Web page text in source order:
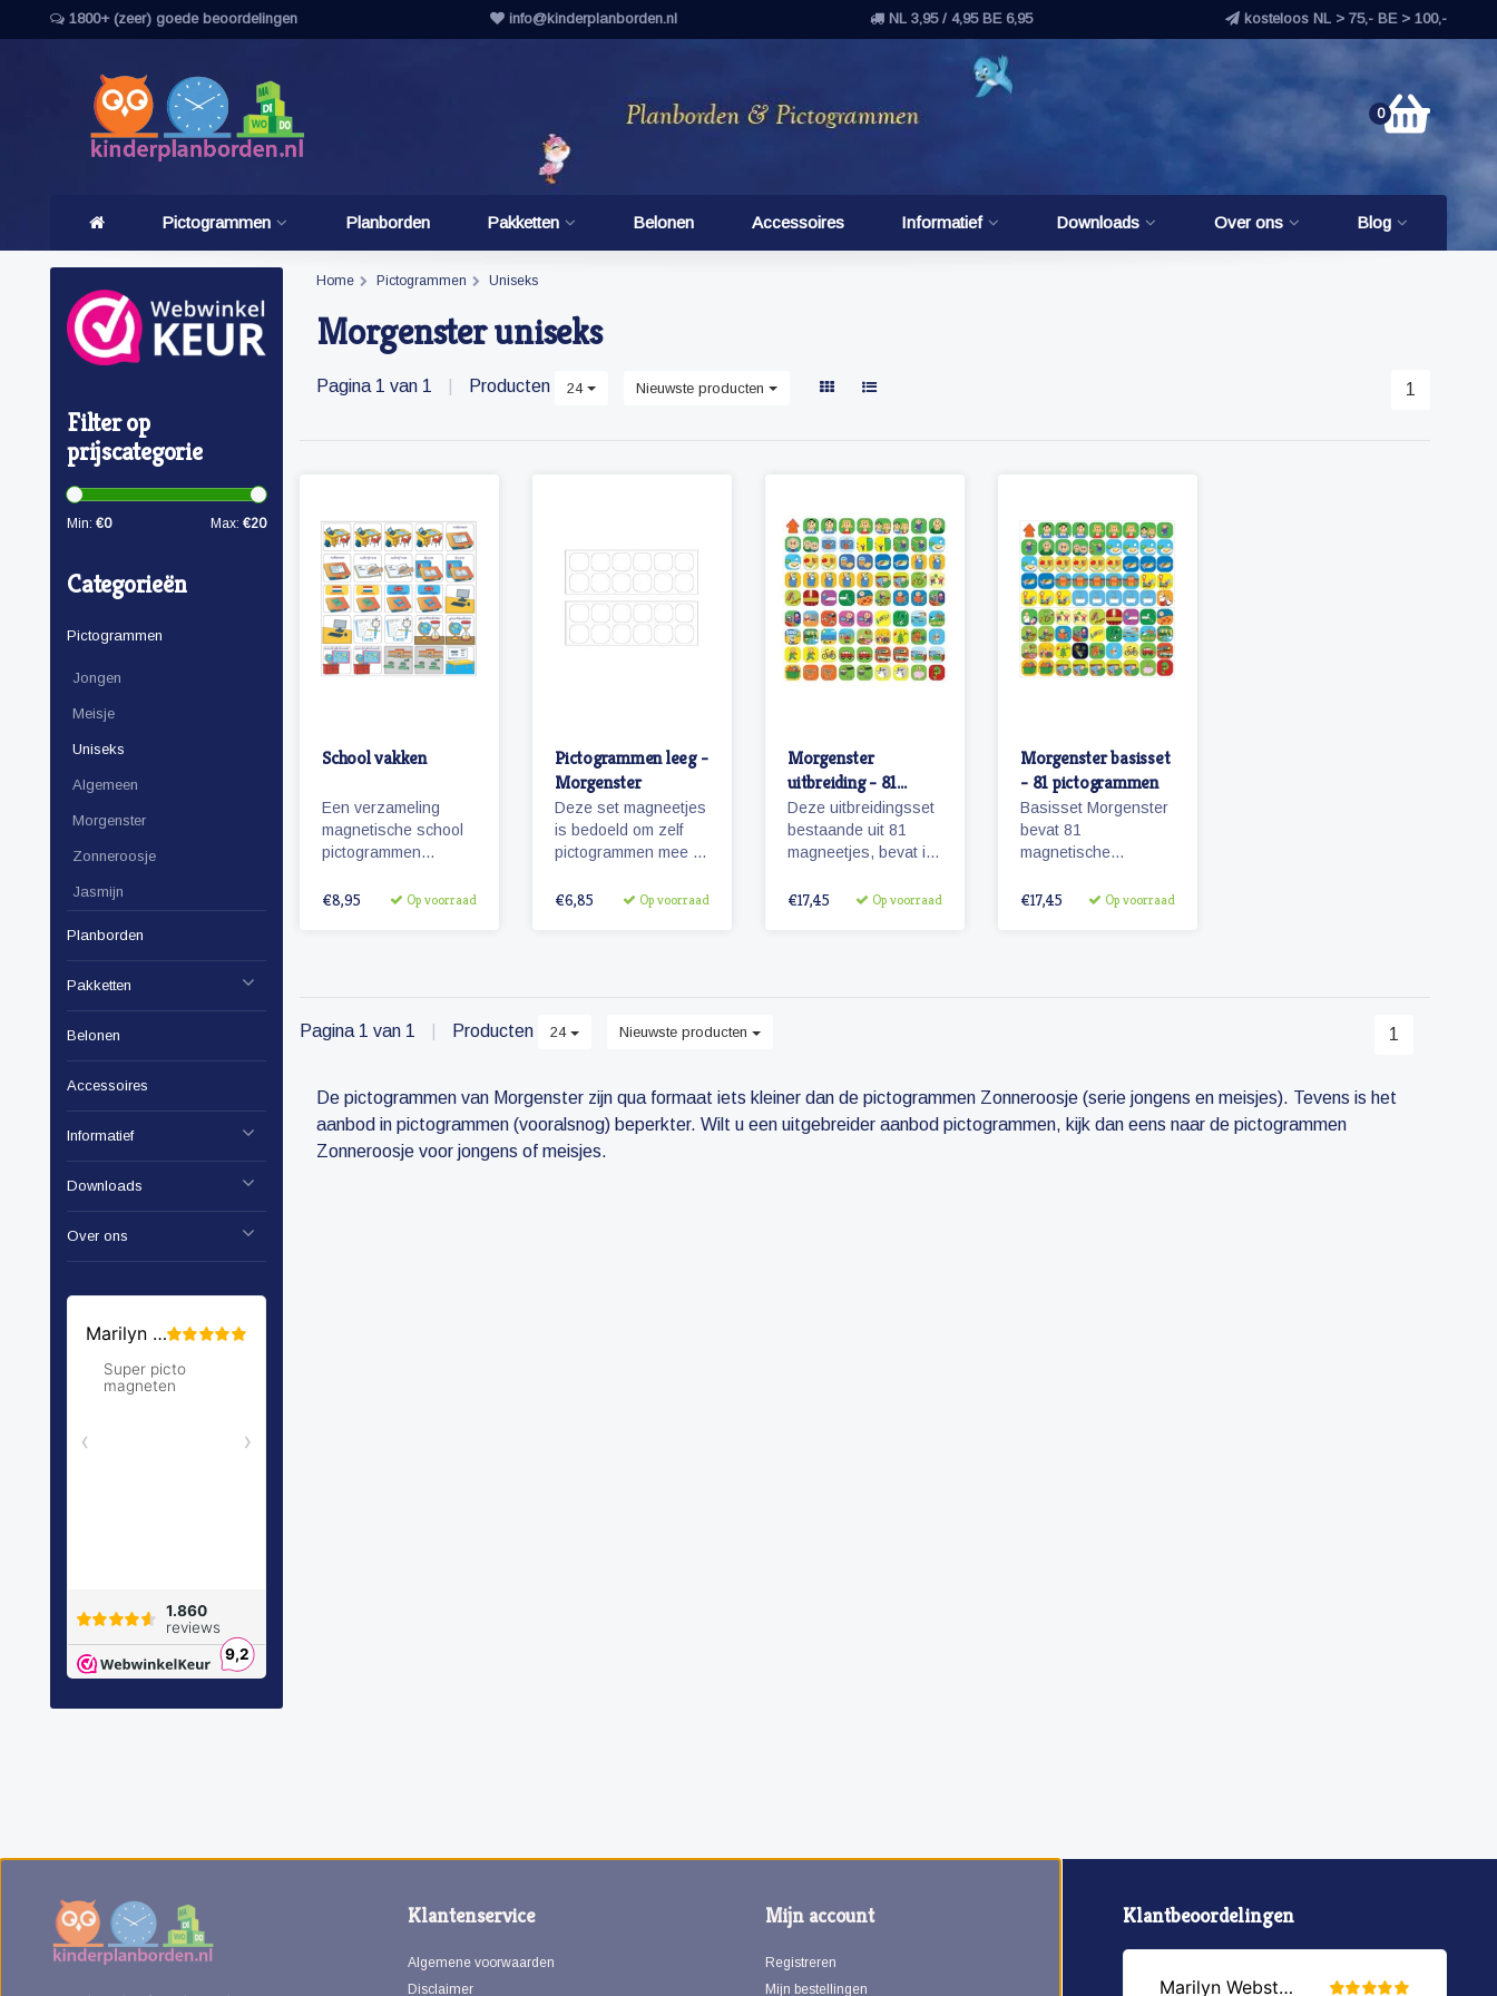
1800+ (zeer) goede beoordelingen info@kinderplanborden.nl NL 3,95 / 4,95 BE 6,95 kosteloos NL > 75,- BE > 100,-
0
Pictogrammen Planborden Pakketten Belonen Accessoires Informatief Downloads Over ons Blog
Filter op
prijscategorie
Min: €0 Max: €20
Categorieën
Pictogrammen
Jongen
Meisje
Uniseks
Algemeen
Morgenster
Zonneroosje
Jasmijn
Planborden
Pakketten
Belonen
Accessoires
Informatief
Downloads
Over ons
Home Pictogrammen Uniseks
Morgenster uniseks
Pagina 1 van 1 Producten 24 Nieuwste producten 1
School vakken
Een verzameling
magnetische school
pictogrammen
vakken die op de
€8,95 Op voorraad
Pictogrammen leeg -
Morgenster
Deze set magneetjes
is bedoeld om zelf
pictogrammen mee te
magneetjes hebben
€6,85 Op voorraad
Morgenster
uitbreiding - 81
pictogrammen
Deze uitbreidingsset
bestaande uit 81
magneetjes, bevat in
basisset Morgenster,
€17,45 Op voorraad
Morgenster basisset
- 81 pictogrammen
Basisset Morgenster
bevat 81
magnetische
pictogrammen
€17,45 Op voorraad
Pagina 1 van 1 Producten 24 Nieuwste producten 1
De pictogrammen van Morgenster zijn qua formaat iets kleiner dan de pictogrammen Zonneroosje (serie jongens en meisjes). Tevens is het
aanbod in pictogrammen (vooralsnog) beperkter. Wilt u een uitgebreider aanbod pictogrammen, kijk dan eens naar de pictogrammen
Zonneroosje voor jongens of meisjes.
Klantenservice
Algemene voorwaarden
Disclaimer
Mijn account
Registreren
Mijn bestellingen
Klantbeoordelingen